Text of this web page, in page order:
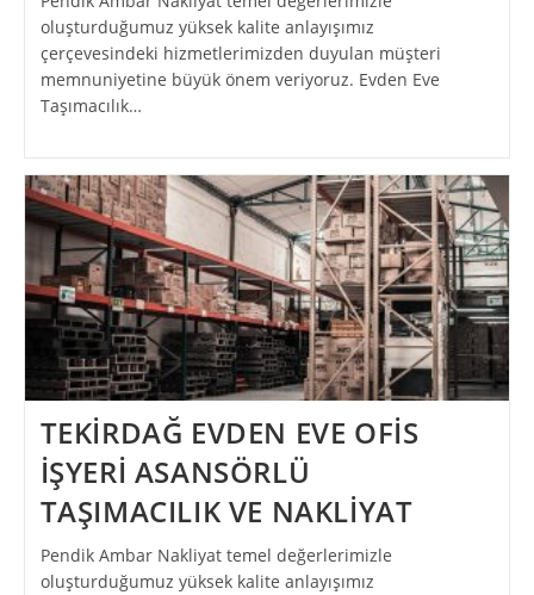
oluşturduğumuz yüksek kalite anlayışımız
çerçevesindeki hizmetlerimizden duyulan müşteri
memnuniyetine büyük önem veriyoruz. Evden Eve
Taşımacılık…
TEKİRDAĞ EVDEN EVE OFİS
İŞYERİ ASANSÖRLÜ
TAŞIMACILIK VE NAKLİYAT
Pendik Ambar Nakliyat temel değerlerimizle
oluşturduğumuz yüksek kalite anlayışımız